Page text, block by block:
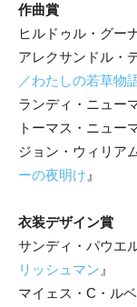
作曲賞
ヒルドゥル・グー
アレクサンドル・
／わたしの若草物
ランディ・ニュー
トーマス・ニュー
ジョン・ウィリア
ーの夜明け 』
衣装デザイン賞
サンディ・パウエ
リッシュマン 』
マイェス・C・ル